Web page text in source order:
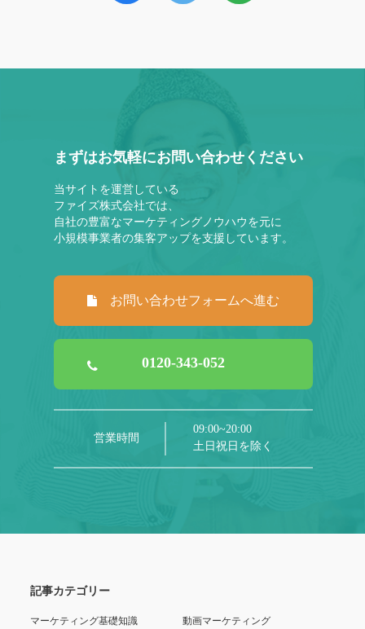
まずはお気軽にお問い合わせください
当サイトを運営している
ファイズ株式会社では、
自社の豊富なマーケティングノウハウを元に
小規模事業者の集客アップを支援しています。
お問い合わせフォームへ進む
0120-343-052
営業時間
09:00~20:00
土日祝日を除く
記事カテゴリー
マーケティング基礎知識 動画マーケティング